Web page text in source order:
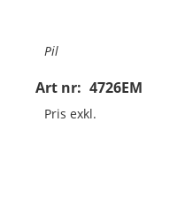
Art nr: 4726EM
Pil
Material:
Pris exkl.